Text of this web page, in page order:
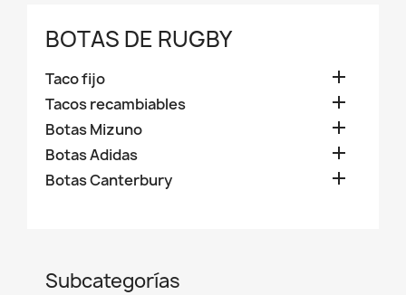
BOTAS DE RUGBY
Taco fijo 
Tacos recambiables 
Botas Mizuno 
Botas Adidas 
Botas Canterbury 
Subcategorías